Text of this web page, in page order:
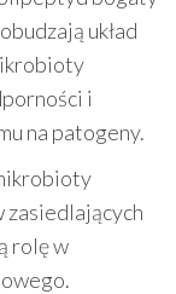
układ
i
na patogeny.
zasiedlających
rolę w